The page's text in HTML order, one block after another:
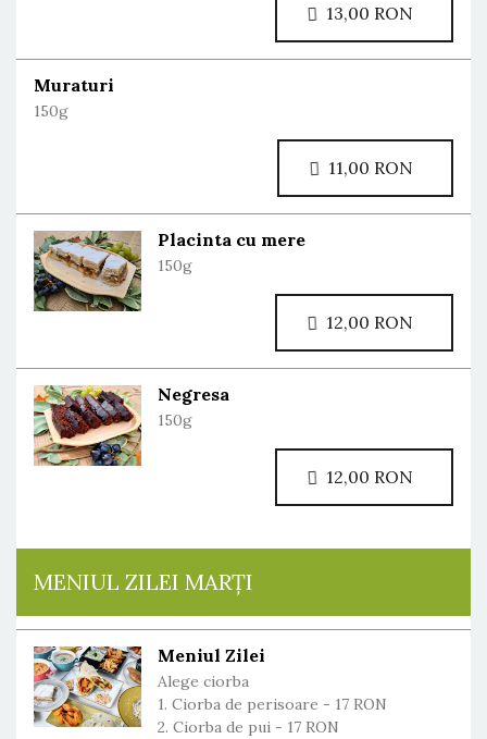
Muraturi
150g
Placinta cu mere
150g
Negresa
150g
MENIUL ZILEI MARȚI
Meniul Zilei
Alege ciorba
1. Ciorba de perisoare - 17 RON
2. Ciorba de pui - 17 RON